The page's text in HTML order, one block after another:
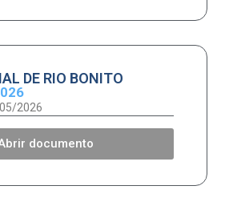
DE RIO BONITO
2026
documento